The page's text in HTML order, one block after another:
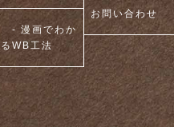
- 漫画でわか
るWB工法
お問い合わせ